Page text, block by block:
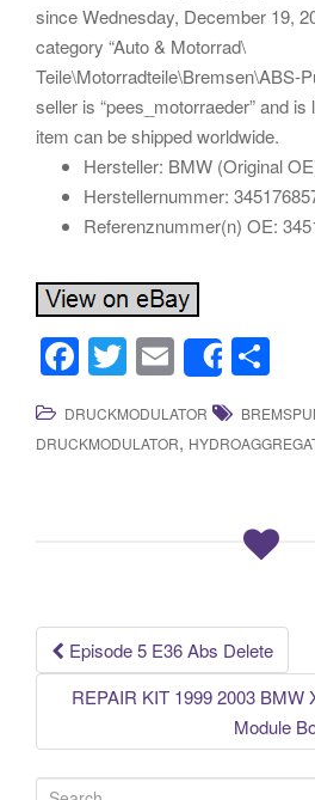
since Wednesday, December 19,
category “Auto & Motorrad\
Teile\Motorradteile\Bremsen\ABS-
seller is “pees_motorraeder” and
item can be shipped worldwide.
Hersteller: BMW (Original
Herstellernummer:
Referenznummer(n) OE:
F
a
c
k
T
wi
tt
E
m
ail
Share
h
ar
DRUCKMODULATOR
DRUCKMODULATOR,
Post
Episode 5 E36 Abs Delete
REPAIR KIT 1999 2003 BMW
Module